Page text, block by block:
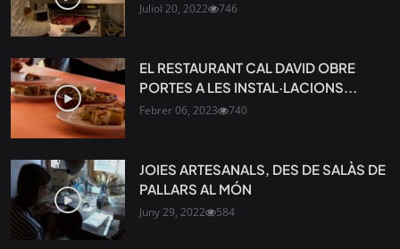
Juliol 20, 2022 746
EL RESTAURANT CAL DAVID OBRE
PORTES A LES INSTAL·LACIONS...
Febrer 06, 2023 740
JOIES ARTESANALS, DES DE SALÀS DE
PALLARS AL MÓN
Juny 29, 2022 584